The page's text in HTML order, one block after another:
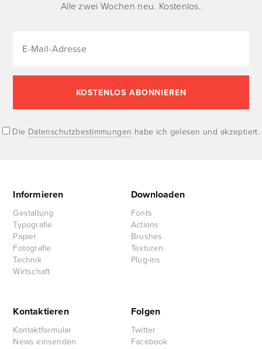
Alle zwei Wochen neu. Kostenlos.
Die Datenschutzbestimmungen habe ich gelesen und akzeptiert.
Informieren
Gestaltung
Typografie
Papier
Fotografie
Technik
Wirtschaft
Downloaden
Fonts
Actions
Brushes
Texturen
Plug-ins
Kontaktieren
Kontaktformular
News einsenden
Folgen
Twitter
Facebook